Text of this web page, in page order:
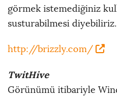
görmek istemediğiniz
susturabilmesi diyebiliriz.
http://brizzly.com/
TwitHive
Görünümü itibariyle